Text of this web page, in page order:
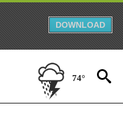
DOWNLOAD
74°